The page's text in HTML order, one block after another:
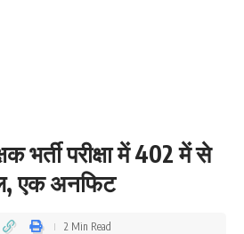
भर्ती परीक्षा में 402 में से
एक अनफिट
2 Min Read